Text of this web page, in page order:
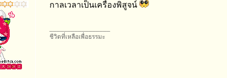
กาลเวลาเป็นเครื่องพิสูจน์
ชีวิตที่เหลือเพื่อธรรมะ